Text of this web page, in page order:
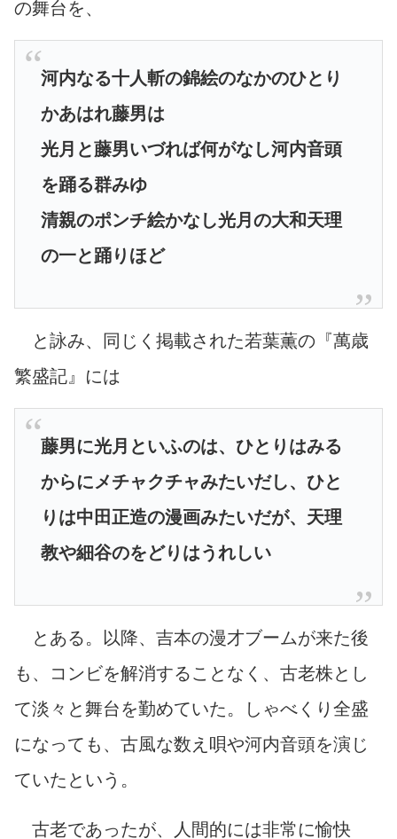
の舞台を、
河内なる十人斬の錦絵のなかのひとり
かあはれ藤男は
光月と藤男いづれば何がなし河内音頭
を踊る群みゆ
清親のポンチ絵かなし光月の大和天理
の一と踊りほど
と詠み、同じく掲載された若葉薫の『萬歳
繁盛記』には
藤男に光月といふのは、ひとりはみる
からにメチャクチャみたいだし、ひと
りは中田正造の漫画みたいだが、天理
教や細谷のをどりはうれしい
とある。以降、吉本の漫才ブームが来た後
も、コンビを解消することなく、古老株とし
て淡々と舞台を勤めていた。しゃべくり全盛
になっても、古風な数え唄や河内音頭を演じ
ていたという。
古老であったが、人間的には非常に愉快